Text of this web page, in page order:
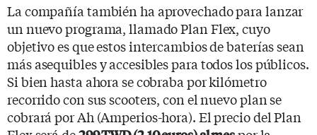
La compañía también ha aprovechado para lanzar
un nuevo programa, llamado Plan Flex, cuyo
objetivo es que estos intercambios de baterías sean
más asequibles y accesibles para todos los públicos.
Si bien hasta ahora se cobraba por kilómetro
recorrido con sus scooters, con el nuevo plan se
cobrará por Ah (Amperios-hora). El precio del Plan